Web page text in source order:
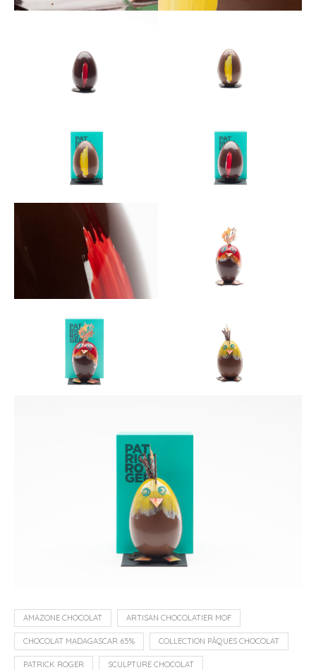
AMAZONE CHOCOLAT ARTISAN CHOCOLATIER MOF
CHOCOLAT MADAGASCAR 65% COLLECTION PÂQUES CHOCOLAT
PATRICK ROGER SCULPTURE CHOCOLAT